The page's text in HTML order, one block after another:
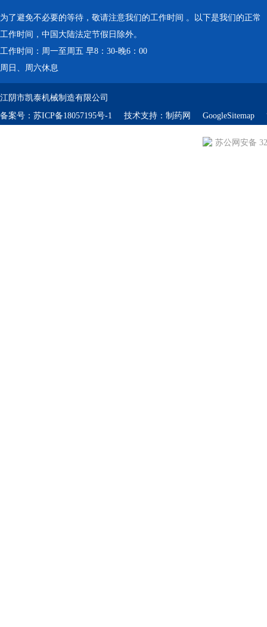
为了避免不必要的等待，敬请注意我们的工作时间 。以下是我们的正常
工作时间，中国大陆法定节假日除外。
工作时间：周一至周五 早8：30-晚6：00
周日、周六休息
江阴市凯泰机械制造有限公司
备案号： 苏ICP备18057195号-1 技术支持： 制药网 GoogleSitemap
苏公网安备